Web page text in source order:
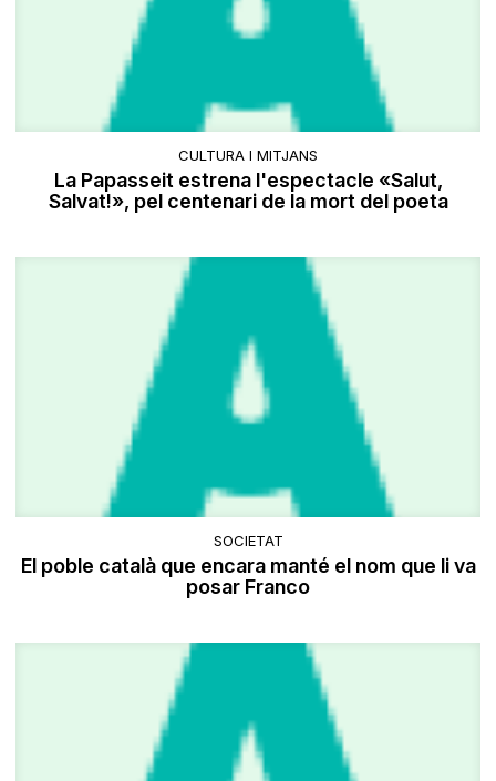
CULTURA I MITJANS
La Papasseit estrena l'espectacle «Salut,
Salvat!», pel centenari de la mort del poeta
SOCIETAT
El poble català que encara manté el nom que li va
posar Franco